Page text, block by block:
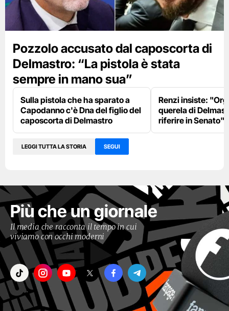
Pozzolo accusato dal caposcorta di
Delmastro: “La pistola è stata
sempre in mano sua”
Sulla pistola che ha sparato a
Capodanno c'è Dna del figlio del
caposcorta di Delmastro
Renzi insiste:
querela di
riferire in Senato"
LEGGI TUTTA LA STORIA SEGUI
Più che un giornale
Il media che racconta il tempo in cui
viviamo con occhi moderni